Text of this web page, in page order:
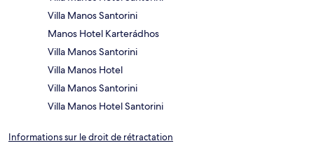
Villa Manos Santorini
Manos Hotel Karterádhos
Villa Manos Santorini
Villa Manos Hotel
Villa Manos Santorini
Villa Manos Hotel Santorini
Informations sur le droit de rétractation